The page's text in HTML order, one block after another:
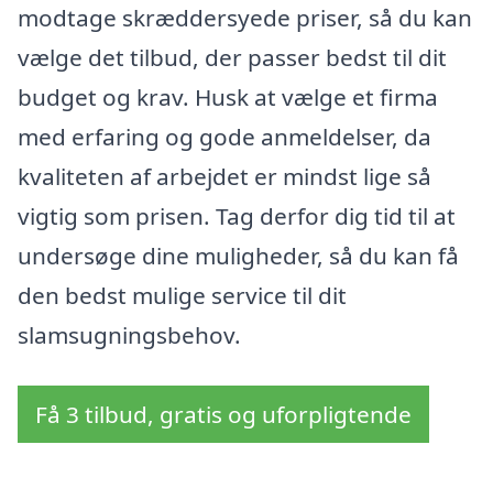
modtage skræddersyede priser, så du kan
vælge det tilbud, der passer bedst til dit
budget og krav. Husk at vælge et firma
med erfaring og gode anmeldelser, da
kvaliteten af arbejdet er mindst lige så
vigtig som prisen. Tag derfor dig tid til at
undersøge dine muligheder, så du kan få
den bedst mulige service til dit
slamsugningsbehov.
Få 3 tilbud, gratis og uforpligtende